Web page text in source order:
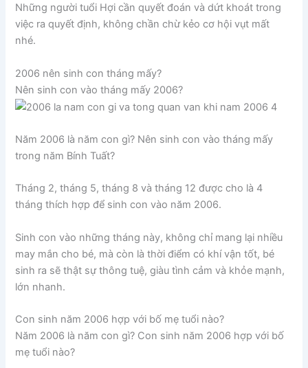
Những người tuổi Hợi cần quyết đoán và dứt khoát trong
việc ra quyết định, không chần chừ kẻo cơ hội vụt mất
nhé.
2006 nên sinh con tháng mấy?
Nên sinh con vào tháng mấy 2006?
Năm 2006 là năm con gì? Nên sinh con vào tháng mấy
trong năm Bính Tuất?
Tháng 2, tháng 5, tháng 8 và tháng 12 được cho là 4
tháng thích hợp để sinh con vào năm 2006.
Sinh con vào những tháng này, không chỉ mang lại nhiều
may mắn cho bé, mà còn là thời điểm có khí vận tốt, bé
sinh ra sẽ thật sự thông tuệ, giàu tình cảm và khỏe mạnh,
lớn nhanh.
Con sinh năm 2006 hợp với bố mẹ tuổi nào?
Năm 2006 là năm con gì? Con sinh năm 2006 hợp với bố
mẹ tuổi nào?